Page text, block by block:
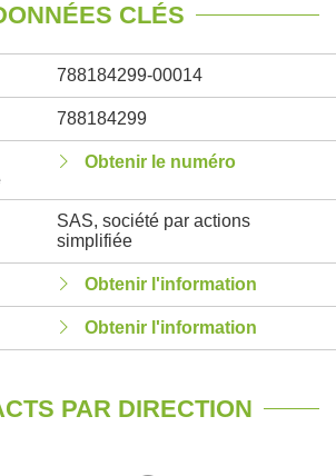
CLÉS
788184299-00014
788184299
Obtenir le numéro
SAS, société par actions
simplifiée
Obtenir l'information
Obtenir l'information
PAR DIRECTION